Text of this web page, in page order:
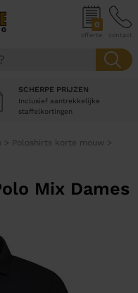
0
offerte contact
SCHERPE PRIJZEN
Inclusief aantrekkelijke
staffelkortingen
> Poloshirts korte mouw >
Mix Dames